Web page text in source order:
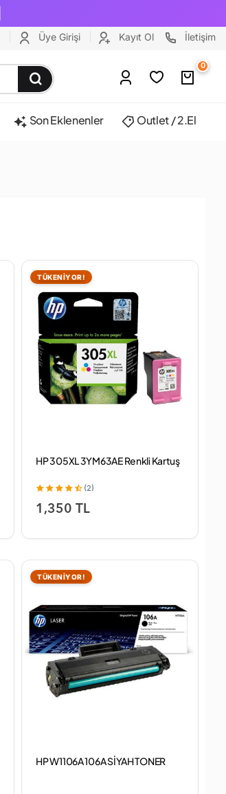
Üye Girişi Kayıt Ol İletişim
0
Son Eklenenler Outlet / 2.El
TÜKENİYOR!
HP 305XL 3YM63AE Renkli Kartuş
(2)
1,350 TL
TÜKENİYOR!
HP W1106A 106A SİYAH TONER